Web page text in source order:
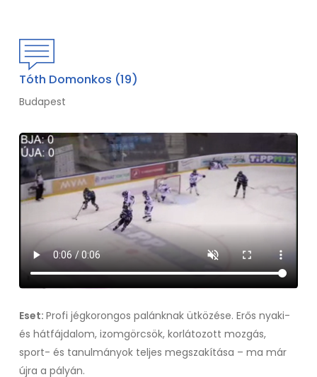
Tóth Domonkos (19)
Budapest
Eset:Profi jégkorongos palánknak ütközése. Erős nyaki-
és hátfájdalom, izomgörcsök, korlátozott mozgás,
sport- és tanulmányok teljes megszakítása – ma már
újra a pályán.